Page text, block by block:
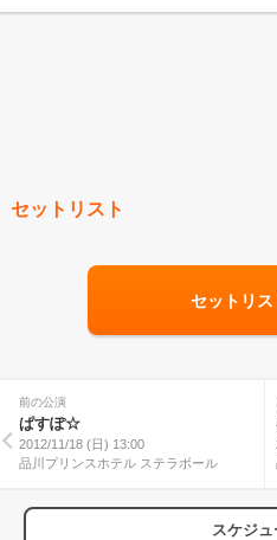
セットリスト
セットリ
前の公演
ぱすぽ☆
2012/11/18 (日) 13:00
品川プリンスホテル ステラボール
スケジュ